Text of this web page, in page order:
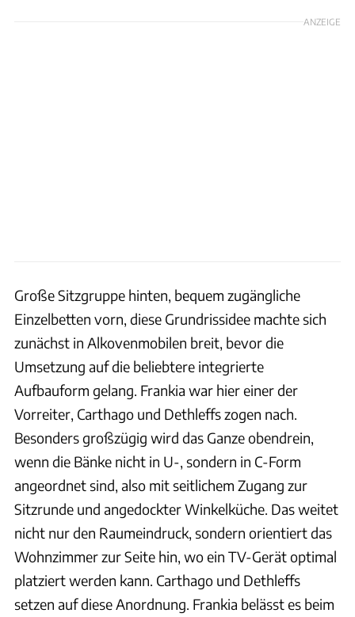
ANZEIGE
Große Sitzgruppe hinten, bequem zugängliche
Einzelbetten vorn, diese Grundrissidee machte sich
zunächst in Alkovenmobilen breit, bevor die
Umsetzung auf die beliebtere integrierte
Aufbauform gelang. Frankia war hier einer der
Vorreiter, Carthago und Dethleffs zogen nach.
Besonders großzügig wird das Ganze obendrein,
wenn die Bänke nicht in U-, sondern in C-Form
angeordnet sind, also mit seitlichem Zugang zur
Sitzrunde und angedockter Winkelküche. Das weitet
nicht nur den Raumeindruck, sondern orientiert das
Wohnzimmer zur Seite hin, wo ein TV-Gerät optimal
platziert werden kann. Carthago und Dethleffs
setzen auf diese Anordnung. Frankia belässt es beim